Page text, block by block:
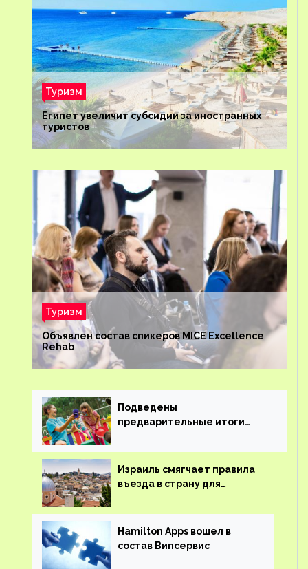
Туризм
Египет увеличит субсидии за иностранных
туристов
Туризм
Объявлен состав спикеров MICE Excellence
Rehab
Подведены
предварительные итоги
Израиль смягчает правила
въезда в страну для
Hamilton Apps вошел в
состав Випсервис